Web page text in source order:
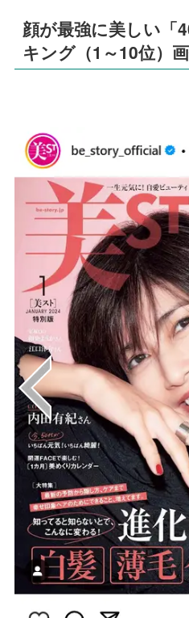
顔が最強に美しい「
キング（1～10位）